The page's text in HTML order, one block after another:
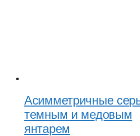
Асимметричные
темным и медовым
янтарем